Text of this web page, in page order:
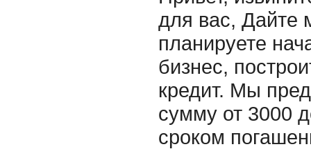
для вас, Дайте
планируете
бизнес,
кредит. Мы
сумму от 3000
сроком